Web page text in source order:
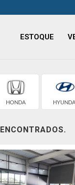
ESTOQUE
HONDA HYUNDAI